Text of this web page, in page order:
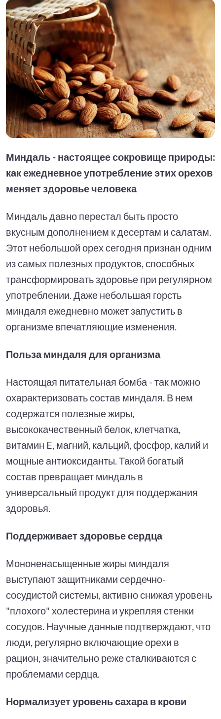
Миндаль - настоящее сокровище природы:
как ежедневное употребление этих орехов
меняет здоровье человека
Миндаль давно перестал быть просто
вкусным дополнением к десертам и салатам.
Этот небольшой орех сегодня признан одним
из самых полезных продуктов, способных
трансформировать здоровье при регулярном
употреблении. Даже небольшая горсть
миндаля ежедневно может запустить в
организме впечатляющие изменения.
Польза миндаля для организма
Настоящая питательная бомба - так можно
охарактеризовать состав миндаля. В нем
содержатся полезные жиры,
высококачественный белок, клетчатка,
витамин E, магний, кальций, фосфор, калий и
мощные антиоксиданты. Такой богатый
состав превращает миндаль в
универсальный продукт для поддержания
здоровья.
Поддерживает здоровье сердца
Мононенасыщенные жиры миндаля
выступают защитниками сердечно-
сосудистой системы, активно снижая уровень
"плохого" холестерина и укрепляя стенки
сосудов. Научные данные подтверждают, что
люди, регулярно включающие орехи в
рацион, значительно реже сталкиваются с
проблемами сердца.
Нормализует уровень сахара в крови